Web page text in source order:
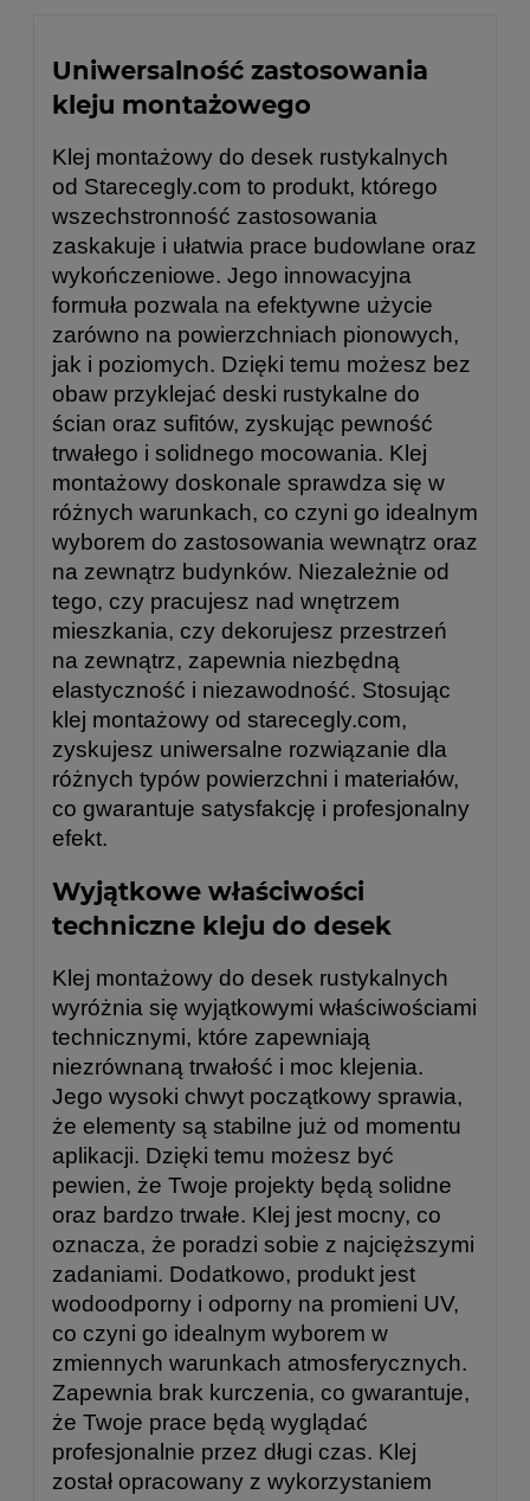
Uniwersalność zastosowania
kleju montażowego
Klej montażowy do desek rustykalnych
od Starecegly.com to produkt, którego
wszechstronność zastosowania
zaskakuje i ułatwia prace budowlane oraz
wykończeniowe. Jego innowacyjna
formuła pozwala na efektywne użycie
zarówno na powierzchniach pionowych,
jak i poziomych. Dzięki temu możesz bez
obaw przyklejać deski rustykalne do
ścian oraz sufitów, zyskując pewność
trwałego i solidnego mocowania. Klej
montażowy doskonale sprawdza się w
różnych warunkach, co czyni go idealnym
wyborem do zastosowania wewnątrz oraz
na zewnątrz budynków. Niezależnie od
tego, czy pracujesz nad wnętrzem
mieszkania, czy dekorujesz przestrzeń
na zewnątrz, zapewnia niezbędną
elastyczność i niezawodność. Stosując
klej montażowy od starecegly.com,
zyskujesz uniwersalne rozwiązanie dla
różnych typów powierzchni i materiałów,
co gwarantuje satysfakcję i profesjonalny
efekt.
Wyjątkowe właściwości
techniczne kleju do desek
Klej montażowy do desek rustykalnych
wyróżnia się wyjątkowymi właściwościami
technicznymi, które zapewniają
niezrównaną trwałość i moc klejenia.
Jego wysoki chwyt początkowy sprawia,
że elementy są stabilne już od momentu
aplikacji. Dzięki temu możesz być
pewien, że Twoje projekty będą solidne
oraz bardzo trwałe. Klej jest mocny, co
oznacza, że poradzi sobie z najcięższymi
zadaniami. Dodatkowo, produkt jest
wodoodporny i odporny na promieni UV,
co czyni go idealnym wyborem w
zmiennych warunkach atmosferycznych.
Zapewnia brak kurczenia, co gwarantuje,
że Twoje prace będą wyglądać
profesjonalnie przez długi czas. Klej
został opracowany z wykorzystaniem